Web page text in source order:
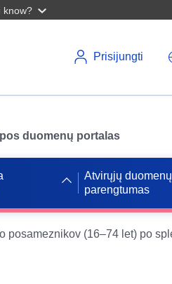
know?
Prisijungti
duomenų portalas
Atvirųjų duomenų
parengtumas